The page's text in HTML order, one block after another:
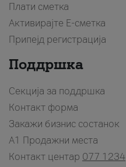
Плати сметка
Активирајте Е-сметка
Припејд регистрација
Поддршка
Секција за поддршка
Контакт форма
Закажи бизнис состанок
A1 Продажни места
Контакт центар 077 1234